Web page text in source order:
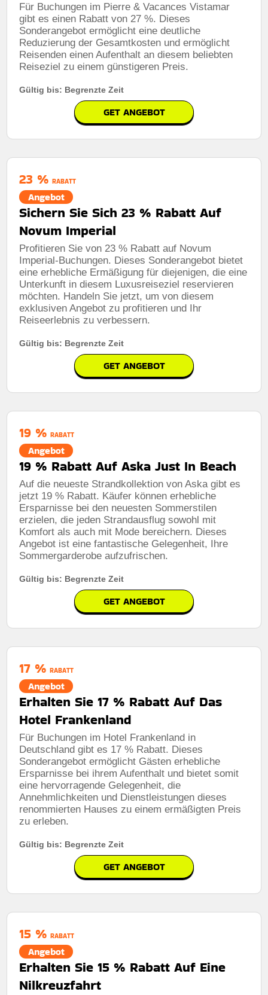
Für Buchungen im Pierre & Vacances Vistamar
gibt es einen Rabatt von 27 %. Dieses
Sonderangebot ermöglicht eine deutliche
Reduzierung der Gesamtkosten und ermöglicht
Reisenden einen Aufenthalt an diesem beliebten
Reiseziel zu einem günstigeren Preis.
Gültig bis: Begrenzte Zeit
GET ANGEBOT
23 % RABATT
Angebot
Sichern Sie Sich 23 % Rabatt Auf
Novum Imperial
Profitieren Sie von 23 % Rabatt auf Novum
Imperial-Buchungen. Dieses Sonderangebot bietet
eine erhebliche Ermäßigung für diejenigen, die eine
Unterkunft in diesem Luxusreiseziel reservieren
möchten. Handeln Sie jetzt, um von diesem
exklusiven Angebot zu profitieren und Ihr
Reiseerlebnis zu verbessern.
Gültig bis: Begrenzte Zeit
GET ANGEBOT
19 % RABATT
Angebot
19 % Rabatt Auf Aska Just In Beach
Auf die neueste Strandkollektion von Aska gibt es
jetzt 19 % Rabatt. Käufer können erhebliche
Ersparnisse bei den neuesten Sommerstilen
erzielen, die jeden Strandausflug sowohl mit
Komfort als auch mit Mode bereichern. Dieses
Angebot ist eine fantastische Gelegenheit, Ihre
Sommergarderobe aufzufrischen.
Gültig bis: Begrenzte Zeit
GET ANGEBOT
17 % RABATT
Angebot
Erhalten Sie 17 % Rabatt Auf Das
Hotel Frankenland
Für Buchungen im Hotel Frankenland in
Deutschland gibt es 17 % Rabatt. Dieses
Sonderangebot ermöglicht Gästen erhebliche
Ersparnisse bei ihrem Aufenthalt und bietet somit
eine hervorragende Gelegenheit, die
Annehmlichkeiten und Dienstleistungen dieses
renommierten Hauses zu einem ermäßigten Preis
zu erleben.
Gültig bis: Begrenzte Zeit
GET ANGEBOT
15 % RABATT
Angebot
Erhalten Sie 15 % Rabatt Auf Eine
Nilkreuzfahrt